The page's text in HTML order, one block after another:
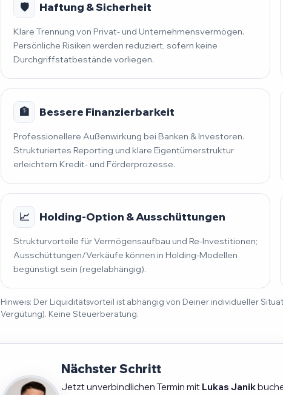
🛡️ Haftung & Sicherheit
Klare Trennung von Privat- und Unternehmensvermögen.
Persönliche Risiken werden reduziert, sofern keine
Durchgriffstatbestände vorliegen.
🏦 Bessere Finanzierbarkeit
Professionellere Außenwirkung bei Banken & Investoren.
Strukturiertes Reporting und klare Eigentümerstruktur
erleichtern Kredit- und Förderprozesse.
📈 Holding-Option & Ausschüttungen
Strukturvorteile für Vermögensaufbau und Re-Investitionen;
Ausschüttungen/Verkäufe können in Holding-Modellen
begünstigt sein (regelabhängig).
Hinweis: Der Liquiditätsvorteil ist abhängig von Deiner individueller
Vergütung). Keine Steuerberatung.
Nächster Schritt
Jetzt unverbindlichen Termin mit Lukas Janik